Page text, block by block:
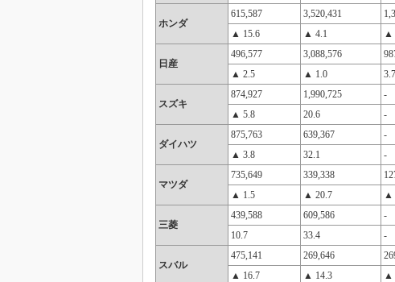
ホンダ
615,587 3,520,431
▲ 15.6
▲ 4.1 ▲
日産
496,577 3,088,576
▲ 2.5
▲ 1.0 3.7
スズキ
874,927 1,990,725 -
▲ 5.8
20.6 -
ダイハツ
875,763 639,367 -
▲ 3.8
32.1 -
マツダ
735,649 339,338
▲ 1.5
▲ 20.7 ▲
三菱
439,588 609,586 -
10.7
33.4 -
スバル
475,141 269,646
▲ 16.7
▲ 14.3 ▲